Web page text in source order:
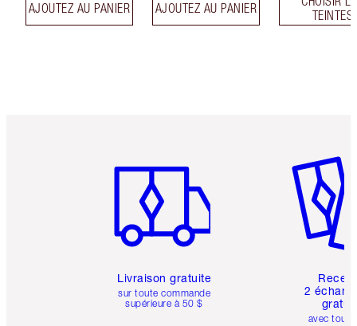
AJOUTEZ AU PANIER AJOUTEZ AU PANIER
TEINTES
Livraison gratuite
sur toute commande
supérieure à 50 $
2
avec